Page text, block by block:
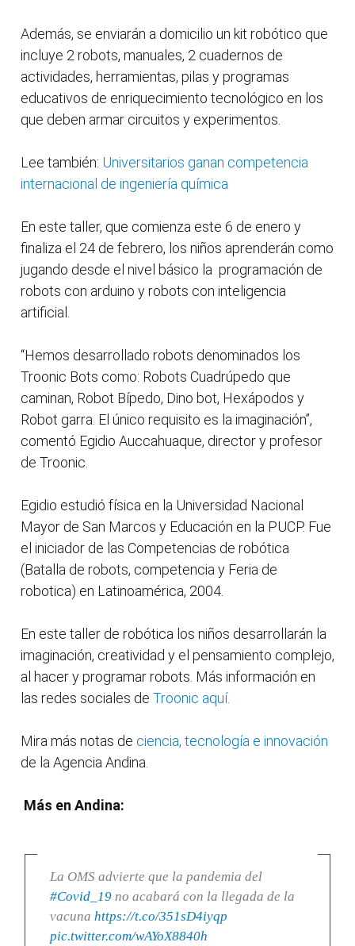
Además, se enviarán a domicilio un kit robótico que
incluye 2 robots, manuales, 2 cuadernos de
actividades, herramientas, pilas y programas
educativos de enriquecimiento tecnológico en los
que deben armar circuitos y experimentos.
Lee también: Universitarios ganan competencia
internacional de ingeniería química
En este taller, que comienza este 6 de enero y
finaliza el 24 de febrero, los niños aprenderán como
jugando desde el nivel básico la programación de
robots con arduino y robots con inteligencia
artificial.
“Hemos desarrollado robots denominados los
Troonic Bots como: Robots Cuadrúpedo que
caminan, Robot Bípedo, Dino bot, Hexápodos y
Robot garra. El único requisito es la imaginación”,
comentó Egidio Auccahuaque, director y profesor
de Troonic.
Egidio estudió física en la Universidad Nacional
Mayor de San Marcos y Educación en la PUCP. Fue
el iniciador de las Competencias de robótica
(Batalla de robots, competencia y Feria de
robotica) en Latinoamérica, 2004.
En este taller de robótica los niños desarrollarán la
imaginación, creatividad y el pensamiento complejo,
al hacer y programar robots. Más información en
las redes sociales de Troonic aquí.
Mira más notas de ciencia, tecnología e innovación
de la Agencia Andina.
Más en Andina:
La OMS advierte que la pandemia del
#Covid_19no acabará con la llegada de la
vacuna https://t.co/351sD4iyqp
pic.twitter.com/wAYoX8840h